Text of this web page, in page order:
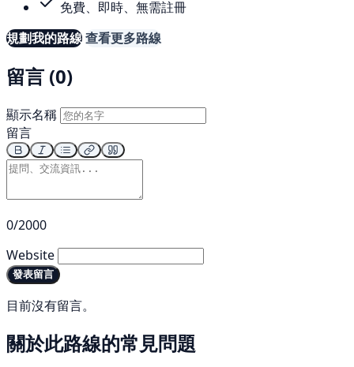
免費、即時、無需註冊
規劃我的路線查看更多路線
留言 (0)
顯示名稱
留言
0/2000
Website
發表留言
目前沒有留言。
關於此路線的常見問題